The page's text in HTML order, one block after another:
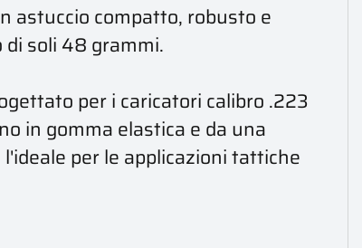
astuccio compatto, robusto e
soli 48 grammi.
per i caricatori calibro .223
in gomma elastica e da una
per le applicazioni tattiche